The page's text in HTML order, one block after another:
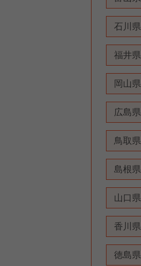
石川県
福井県
岡山県
広島県
鳥取県
島根県
山口県
香川県
徳島県